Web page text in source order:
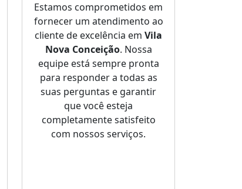
Estamos comprometidos em
fornecer um atendimento ao
cliente de excelência em Vila
Nova Conceição. Nossa
equipe está sempre pronta
para responder a todas as
suas perguntas e garantir
que você esteja
completamente satisfeito
com nossos serviços.